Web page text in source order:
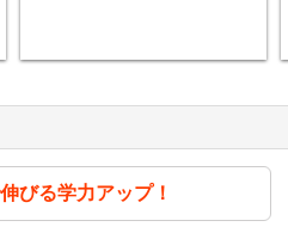
びる学力アップ！